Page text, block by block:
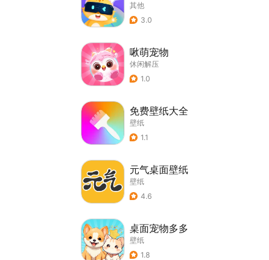
其他
3.0
啾萌宠物
休闲解压
1.0
免费壁纸大全
壁纸
1.1
元气桌面壁纸
壁纸
4.6
桌面宠物多多
壁纸
1.8